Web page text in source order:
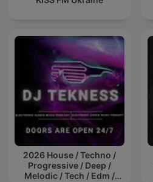
2026 House / Techno /
Progressive / Deep /
Melodic / Tech / Edm /